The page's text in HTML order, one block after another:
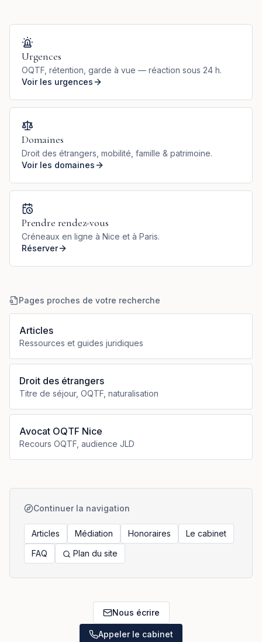
Urgences
OQTF, rétention, garde à vue — réaction sous 24 h.
Voir les urgences
Domaines
Droit des étrangers, mobilité, famille & patrimoine.
Voir les domaines
Prendre rendez-vous
Créneaux en ligne à Nice et à Paris.
Réserver
Pages proches de votre recherche
Articles
Ressources et guides juridiques
Droit des étrangers
Titre de séjour, OQTF, naturalisation
Avocat OQTF Nice
Recours OQTF, audience JLD
Continuer la navigation
Articles Médiation Honoraires
Le cabinet
FAQ
Plan du site
Nous écrire
Appeler le cabinet